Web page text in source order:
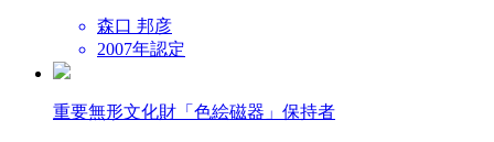
森口 邦彦
2007年認定
重要無形文化財 「色絵磁器」保持者